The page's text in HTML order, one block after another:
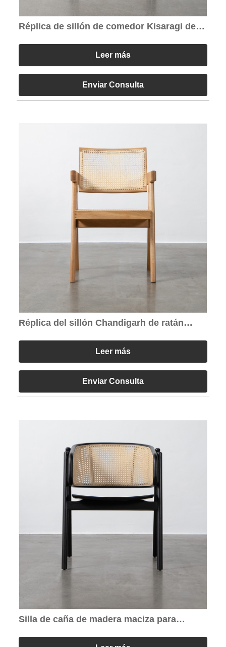
Réplica de sillón de comedor Kisaragi de
Leer más
Enviar Consulta
Réplica del sillón Chandigarh de ratán
Leer más
Enviar Consulta
Silla de caña de madera maciza para